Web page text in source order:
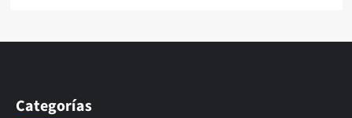
Categorías